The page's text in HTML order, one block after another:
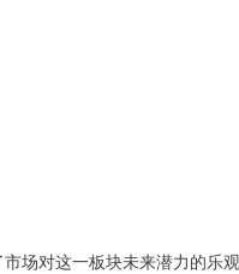
场对这一板块未来潜力的乐